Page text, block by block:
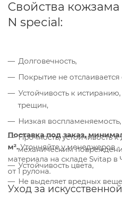
Свойства кожзама
N special:
Долговечность,
Покрытие не
Устойчивость к
трещин,
Низкая воспламеняемость,
Прочность, устойчивость
механическим
Устойчивость цвета,
Не выделяет вредных
Поставка под заказ,
м².Уточняйте у менеджеров
материала на складе Svitap
от 1 рулона.
Уход за
Компания «Торговый
Текстиль» использует
обрабатывает
улучшает работу сайта и
взаимодействие с ним.
Политике. Подтвердите
нажав кнопку "Принять".
Принять